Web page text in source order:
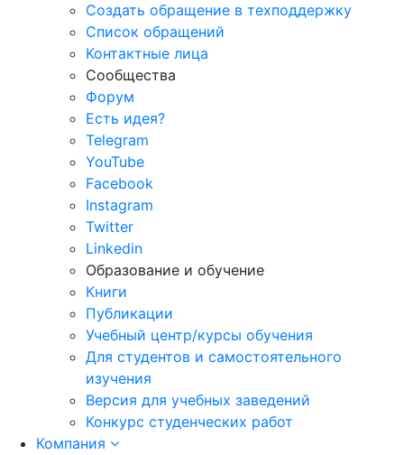
Создать обращение в техподдержку
Список обращений
Контактные лица
Сообщества
Форум
Есть идея?
Telegram
YouTube
Facebook
Instagram
Twitter
Linkedin
Образование и обучение
Книги
Публикации
Учебный центр/курсы обучения
Для студентов и самостоятельного
изучения
Версия для учебных заведений
Конкурс студенческих работ
Компания